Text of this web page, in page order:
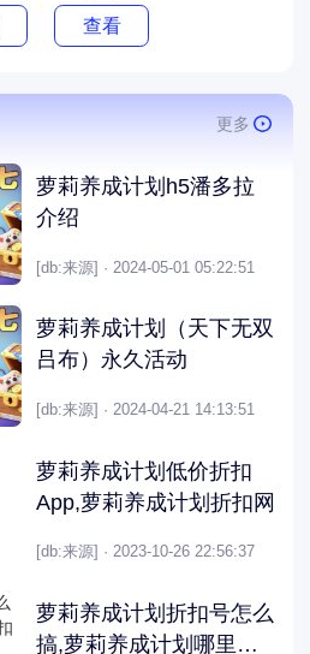
查看
更多
萝莉养成计划h5潘多拉
介绍
[db:来源] · 2024-05-01 05:22:51
萝莉养成计划（天下无双
吕布）永久活动
[db:来源] · 2024-04-21 14:13:51
萝莉养成计划低价折扣
App,萝莉养成计划折扣网
[db:来源] · 2023-10-26 22:56:37
萝莉养成计划折扣号怎么
搞,萝莉养成计划哪里有